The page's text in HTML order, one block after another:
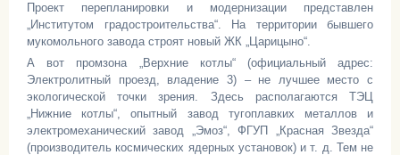
Проект перепланировки и модернизации представлен
„Институтом градостроительства“. На территории бывшего
мукомольного завода строят новый ЖК „Царицыно“.
А вот промзона „Верхние котлы“ (официальный адрес:
Электролитный проезд, владение 3) – не лучшее место с
экологической точки зрения. Здесь располагаются ТЭЦ
„Нижние котлы“, опытный завод тугоплавких металлов и
электромеханический завод „Эмоз“, ФГУП „Красная Звезда“
(производитель космических ядерных установок) и т. д. Тем не